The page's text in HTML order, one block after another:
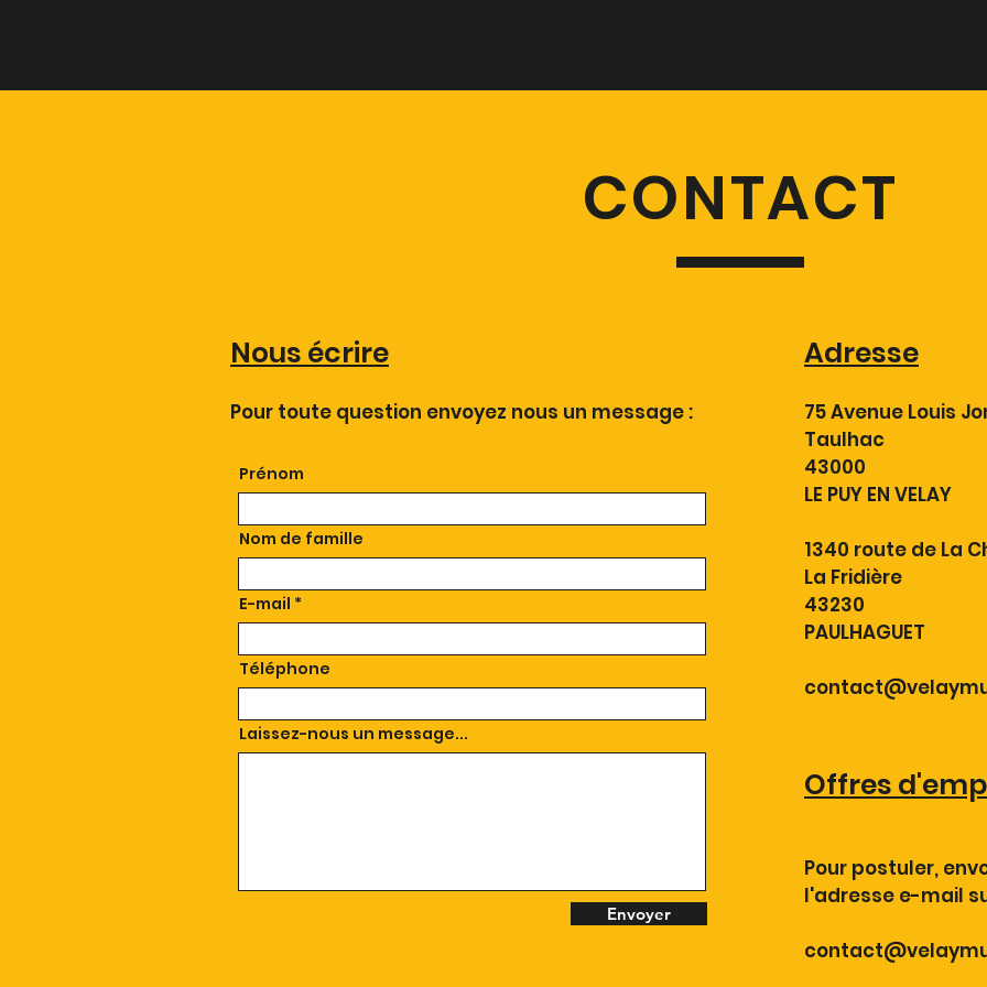
CONTACT
Nous écrire
Pour toute question envoyez nous un message :
Prénom
Nom de famille
E-mail
Téléphone
Laissez-nous un message...
Envoyer
Adresse
75 Avenue Louis
Taulhac
43000
LE PUY EN VELAY
1340 route de La
La Fridière
43230
PAULHAGUET
Offres
Pour postuler,
l'adresse e-mail